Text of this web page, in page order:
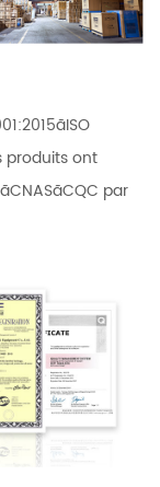
produits ont
par